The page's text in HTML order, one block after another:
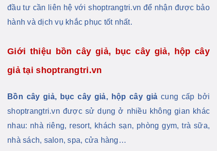
đầu tư cần liên hệ với shoptrangtri.vn để nhận được bảo
hành và dịch vụ khắc phục tốt nhất.
Giới thiệu bồn cây giả, bục cây giả, hộp cây
giả tại shoptrangtri.vn
Bồn cây giả, bục cây giả, hộp cây giả cung cấp bởi
shoptrangtri.vn được sử dụng ở nhiều không gian khác
nhau: nhà riêng, resort, khách sạn, phòng gym, trà sữa,
nhà sách, salon, spa, cửa hàng…